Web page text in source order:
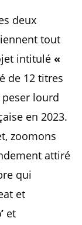
deux
tout
intitulé «
de 12 titres
lourd
en 2023.
zoomons
attiré
qui
et
et